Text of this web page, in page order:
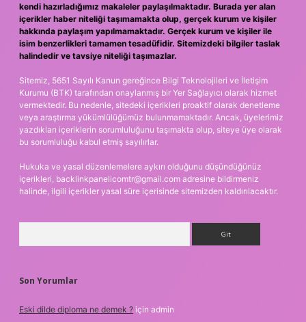
kendi hazırladığımız makaleler paylaşılmaktadır. Burada yer alan
içerikler haber niteliği taşımamakta olup, gerçek kurum ve kişiler
hakkında paylaşım yapılmamaktadır. Gerçek kurum ve kişiler ile
isim benzerlikleri tamamen tesadüfidir. Sitemizdeki bilgiler taslak
halindedir ve tavsiye niteliği taşımazlar.
Sitemiz, 5651 Sayılı Kanun gereğince Bilgi Teknolojileri ve İletişim
Kurumu (BTK) tarafından onaylanmış bir Yer Sağlayıcı olarak hizmet
vermektedir. Bu nedenle, sitedeki içerikleri proaktif olarak denetleme
veya araştırma yükümlülüğümüz bulunmamaktadır. Ancak, üyelerimiz
yazdıkları içeriklerin sorumluluğunu taşımakta olup, siteye üye olarak
bu sorumluluğu kabul etmiş sayılırlar.
Hukuka ve yasal düzenlemelere aykırı olduğunu düşündüğünüz
içerikleri, backlinkpanelicomtr@gmail.com adresine bildirmeniz
halinde, ilgili içerikler yasal süre içerisinde sitemizden kaldırılacaktır.
Son Yorumlar
Eski dilde diploma ne demek ? için admin